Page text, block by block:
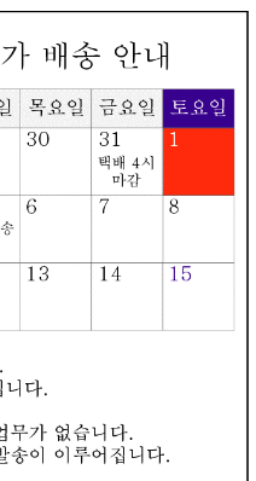
장바구니 오늘본상품